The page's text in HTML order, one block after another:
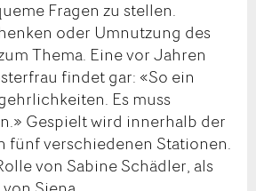
Fragen zu stellen.
oder Umnutzung des
Thema. Eine vor Jahren
findet gar: «So ein
Es muss
Gespielt wird innerhalb der
fünf verschiedenen Stationen.
von Sabine Schädler, als